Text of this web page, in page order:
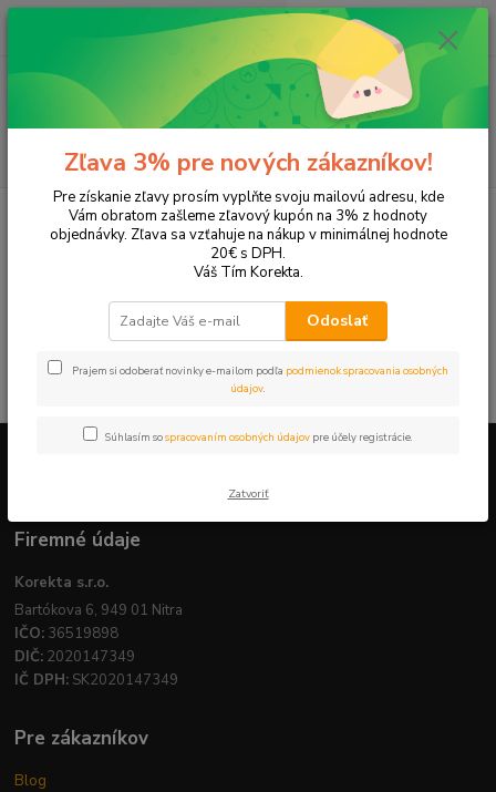
Hľadať
ks
za 0,00 EUR
Tonery a náplne do tlačiarní Hewlett Packard
HP OfficeJet
OfficeJet Pro L7580
OfficeJet Pro L7580
V tejto kategórii nebol nájdený žiadny tovar.
Firemné údaje a informácie
Firemné údaje
Korekta s.r.o.
Bartókova 6, 949 01 Nitra
IČO: 36519898
DIČ: 2020147349
IČ DPH: SK2020147349
Pre zákazníkov
Blog
Zľava 3% pre nových zákazníkov!
Pre získanie zľavy prosím vyplňte svoju mailovú adresu, kde
Vám obratom zašleme zľavový kupón na 3% z hodnoty
objednávky. Zľava sa vzťahuje na nákup v minimálnej hodnote
20€ s DPH.
Váš Tím Korekta.
Odoslať
Prajem si odoberať novinky e-mailom podľa podmienok spracovania osobných
údajov.
Súhlasím sospracovaním osobných údajov pre účely registrácie.
Zatvoriť